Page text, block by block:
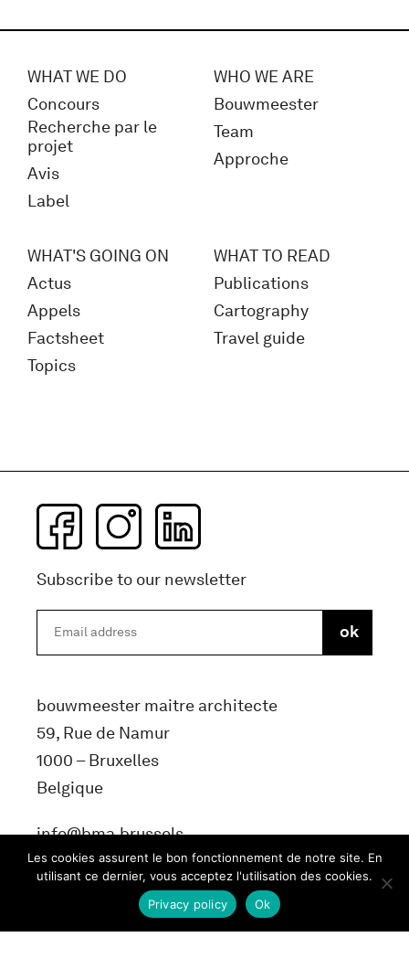
WHAT WE DO
Concours
Recherche par le
projet
Avis
Label
WHO WE ARE
Bouwmeester
Team
Approche
WHAT'S GOING ON
Actus
Appels
Factsheet
Topics
WHAT TO READ
Publications
Cartography
Travel guide
Subscribe to our newsletter
bouwmeester maitre architecte
59, Rue de Namur
1000 – Bruxelles
Belgique
info@bma.brussels
Les cookies assurent le bon fonctionnement de notre site. En
utilisant ce dernier, vous acceptez l'utilisation des cookies.
Ok
Privacy policy